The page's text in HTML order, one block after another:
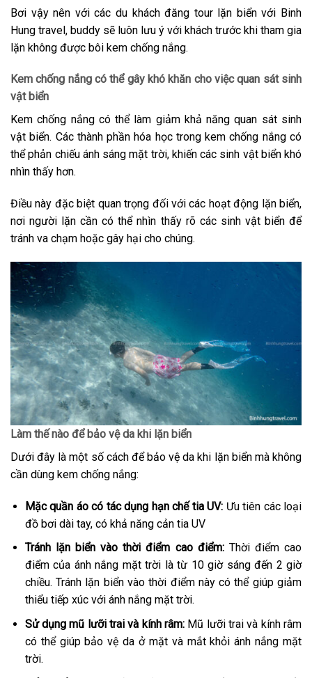
Bơi vậy nên với các du khách đăng tour lặn biển với Binh
Hung travel, buddy sẽ luôn lưu ý với khách trước khi tham gia
lặn không được bôi kem chống nắng.
Kem chống nắng có thể gây khó khăn cho việc quan sát sinh
vật biển
Kem chống nắng có thể làm giảm khả năng quan sát sinh
vật biển. Các thành phần hóa học trong kem chống nắng có
thể phản chiếu ánh sáng mặt trời, khiến các sinh vật biển khó
nhìn thấy hơn.
Điều này đặc biệt quan trọng đối với các hoạt động lặn biển,
nơi người lặn cần có thể nhìn thấy rõ các sinh vật biển để
tránh va chạm hoặc gây hại cho chúng.
Làm thế nào để bảo vệ da khi lặn biển
Dưới đây là một số cách để bảo vệ da khi lặn biển mà không
cần dùng kem chống nắng:
Mặc quần áo có tác dụng hạn chế tia UV: Ưu tiên các loại
đồ bơi dài tay, có khả năng cản tia UV
Tránh lặn biển vào thời điểm cao điểm:Thời điểm cao
điểm của ánh nắng mặt trời là từ 10 giờ sáng đến 2 giờ
chiều. Tránh lặn biển vào thời điểm này có thể giúp giảm
thiểu tiếp xúc với ánh nắng mặt trời.
Sử dụng mũ lưỡi trai và kính râm: Mũ lưỡi trai và kính râm
có thể giúp bảo vệ da ở mặt và mắt khỏi ánh nắng mặt
trời.